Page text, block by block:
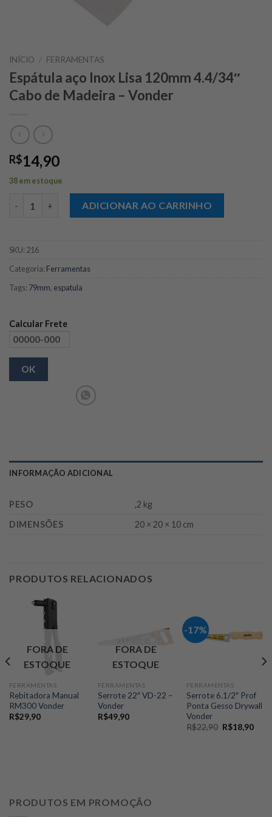
INÍCIO / FERRAMENTAS
Espátula aço Inox Lisa 120mm 4.4/34″
Cabo de Madeira – Vonder
R$14,90
38 em estoque
ADICIONAR AO CARRINHO
SKU: 216
Categoria: Ferramentas
Tags: 79mm, espatula
Calcular Frete
OK
INFORMAÇÃO ADICIONAL
PESO
,2 kg
DIMENSÕES
20 × 20 × 10 cm
PRODUTOS RELACIONADOS
FORA DE
ESTOQUE
FERRAMENTAS
Rebitadora Manual
RM300 Vonder
R$29,90
FORA DE
ESTOQUE
FERRAMENTAS
Serrote 22″ VD-22 –
Vonder
R$49,90
-17%
FERRAMENTAS
Serrote 6.1/2″ Prof
Ponta Gesso Drywall
Vonder
R$22,90 O
R$18,90O
PRODUTOS EM PROMOÇÃO